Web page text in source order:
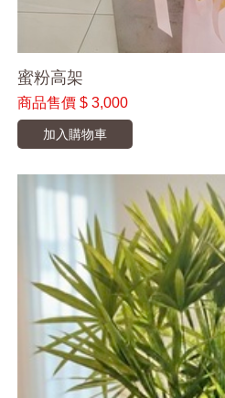
蜜粉高架
商品售價 $ 3,000
加入購物車